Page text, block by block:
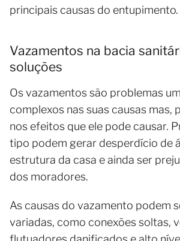
principais causas do entupimento.
Vazamentos na bacia
soluções
Os vazamentos são problemas
complexos nas suas causas mas,
nos efeitos que ele pode causar.
tipo podem gerar desperdício de
estrutura da casa e ainda ser
dos moradores.
As causas do vazamento podem
variadas, como conexões soltas,